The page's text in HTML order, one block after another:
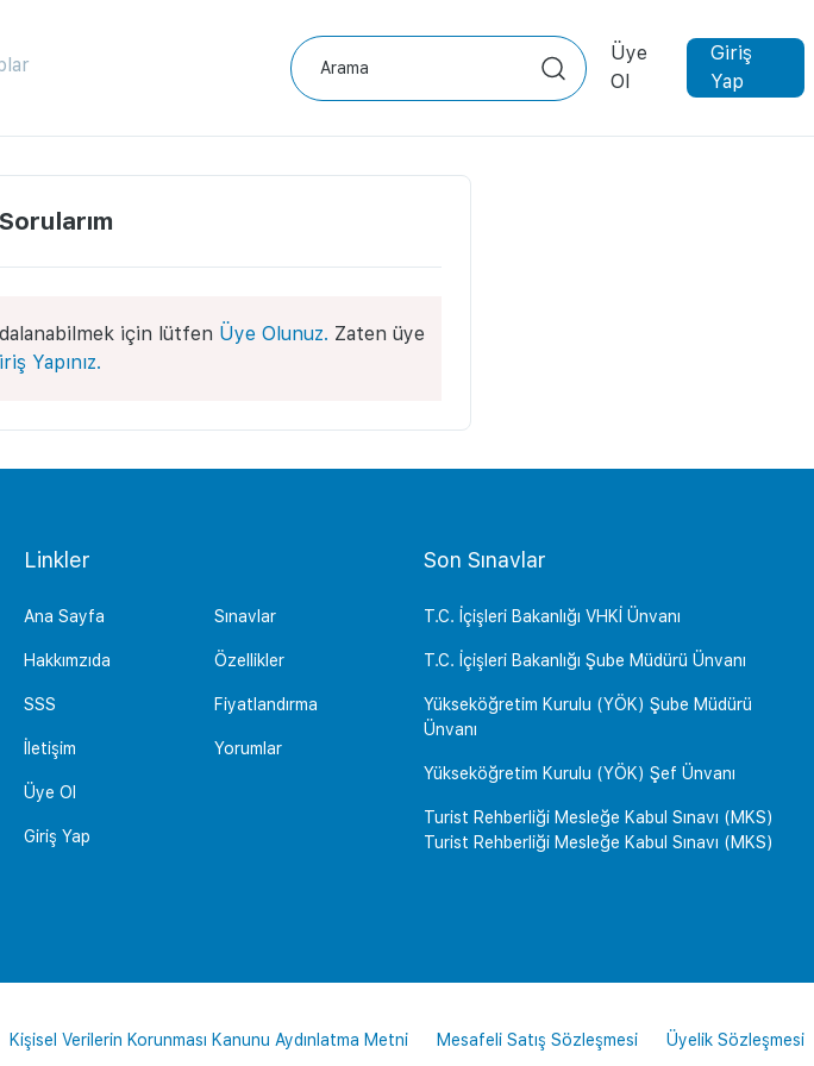
Üye
Ol
Giriş
Yap
için lütfen Üye Olunuz. Zaten üye
Yapınız.
Linkler
Ana Sayfa
Hakkımzıda
SSS
İletişim
Üye Ol
Giriş Yap
Sınavlar
Özellikler
Fiyatlandırma
Yorumlar
Son Sınavlar
T.C. İçişleri Bakanlığı VHKİ Ünvanı
T.C. İçişleri Bakanlığı Şube Müdürü Ünvanı
Yükseköğretim Kurulu (YÖK) Şube Müdürü
Ünvanı
Yükseköğretim Kurulu (YÖK) Şef Ünvanı
Turist Rehberliği Mesleğe Kabul Sınavı (MKS)
Turist Rehberliği Mesleğe Kabul Sınavı (MKS)
Kişisel Verilerin Korunması Kanunu Aydınlatma Metni Mesafeli Satış Sözleşmesi Üyelik Sözleşmesi